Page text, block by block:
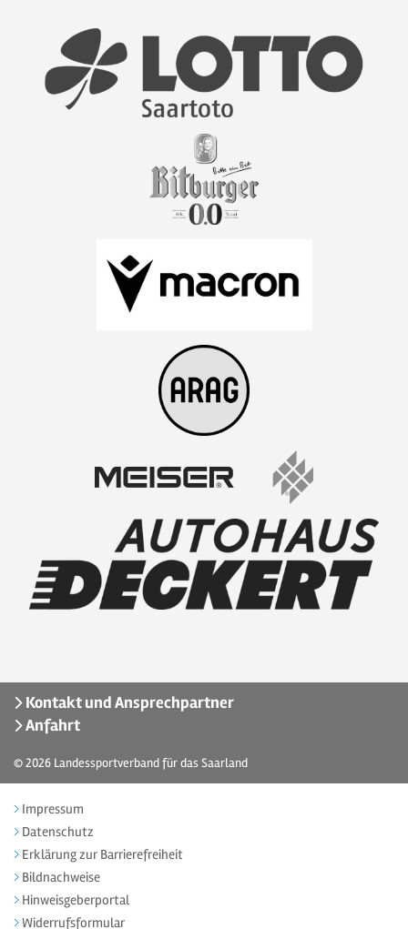
Kontakt und Ansprechpartner
Anfahrt
© 2026 Landessportverband für das Saarland
Impressum
Datenschutz
Erklärung zur Barrierefreiheit
Bildnachweise
Hinweisgeberportal
Widerrufsformular